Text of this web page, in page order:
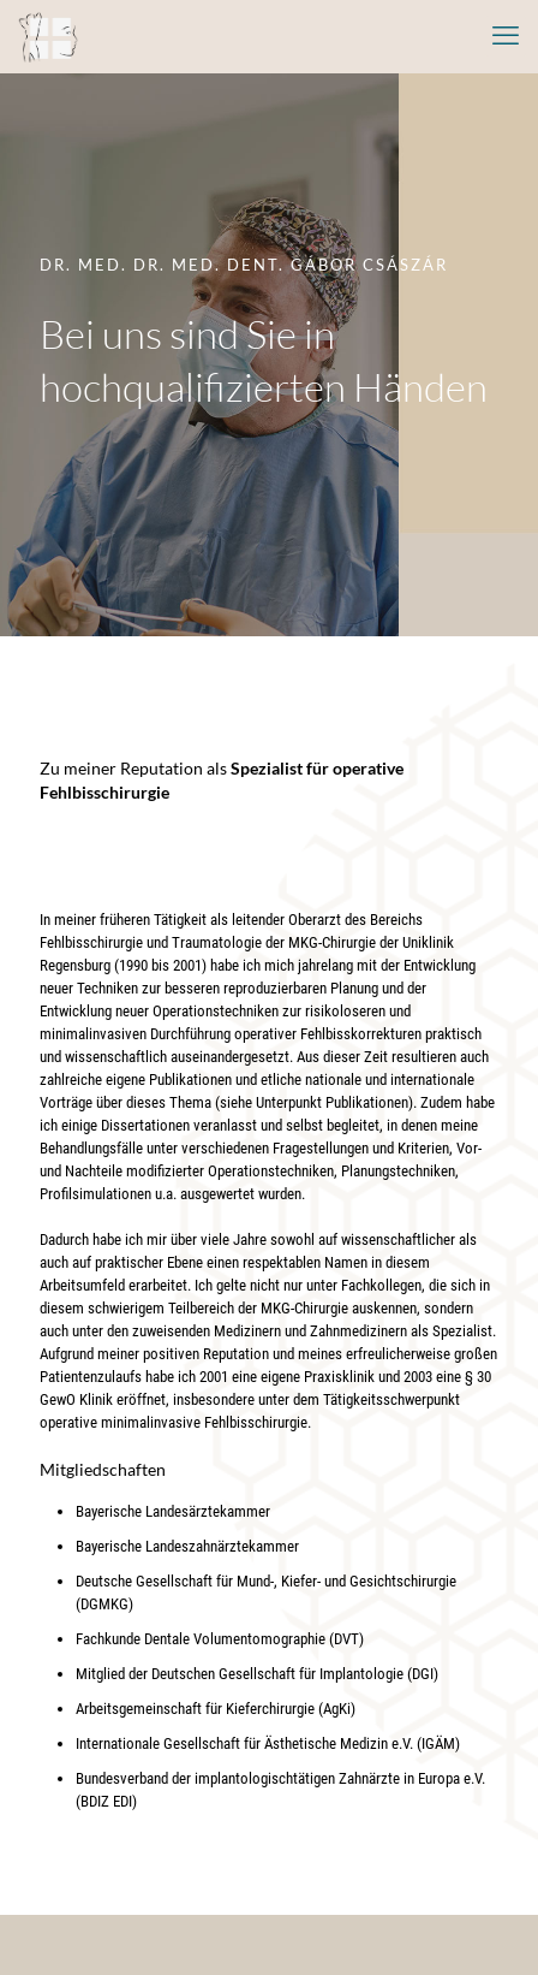
DR. MED. DR. MED. DENT. GÁBOR CSÁSZÁR
Bei uns sind Sie in
hochqualifizierten Händen
Zu meiner Reputation alsSpezialist für operative
Fehlbisschirurgie
In meiner früheren Tätigkeit als leitender Oberarzt des Bereichs
Fehlbisschirurgie und Traumatologie der MKG-Chirurgie der Uniklinik
Regensburg (1990 bis 2001) habe ich mich jahrelang mit der Entwicklung
neuer Techniken zur besseren reproduzierbaren Planung und der
Entwicklung neuer Operationstechniken zur risikoloseren und
minimalinvasiven Durchführung operativer Fehlbisskorrekturen praktisch
und wissenschaftlich auseinandergesetzt. Aus dieser Zeit resultieren auch
zahlreiche eigene Publikationen und etliche nationale und internationale
Vorträge über dieses Thema (siehe Unterpunkt Publikationen). Zudem habe
ich einige Dissertationen veranlasst und selbst begleitet, in denen meine
Behandlungsfälle unter verschiedenen Fragestellungen und Kriterien, Vor-
und Nachteile modifizierter Operationstechniken, Planungstechniken,
Profilsimulationen u.a. ausgewertet wurden.
Dadurch habe ich mir über viele Jahre sowohl auf wissenschaftlicher als
auch auf praktischer Ebene einen respektablen Namen in diesem
Arbeitsumfeld erarbeitet. Ich gelte nicht nur unter Fachkollegen, die sich in
diesem schwierigem Teilbereich der MKG-Chirurgie auskennen, sondern
auch unter den zuweisenden Medizinern und Zahnmedizinern als Spezialist.
Aufgrund meiner positiven Reputation und meines erfreulicherweise großen
Patientenzulaufs habe ich 2001 eine eigene Praxisklinik und 2003 eine § 30
GewO Klinik eröffnet, insbesondere unter dem Tätigkeitsschwerpunkt
operative minimalinvasive Fehlbisschirurgie.
Mitgliedschaften
Bayerische Landesärztekammer
Bayerische Landeszahnärztekammer
Deutsche Gesellschaft für Mund-, Kiefer- und Gesichtschirurgie
(DGMKG)
Fachkunde Dentale Volumentomographie (DVT)
Mitglied der Deutschen Gesellschaft für Implantologie (DGI)
Arbeitsgemeinschaft für Kieferchirurgie (AgKi)
Internationale Gesellschaft für Ästhetische Medizin e.V. (IGÄM)
Bundesverband der implantologischtätigen Zahnärzte in Europa e.V.
(BDIZ EDI)